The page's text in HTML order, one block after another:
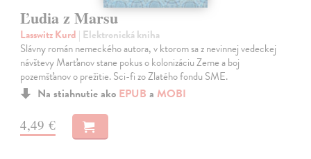
Ľudia z Marsu
Lasswitz Kurd | Elektronická kniha
Slávny román nemeckého autora, v ktorom sa z nevinnej vedeckej
návštevy Marťanov stane pokus o kolonizáciu Zeme a boj
pozemšťanov o prežitie. Sci-fi zo Zlatého fondu SME.
Na stiahnutie ako EPUB a MOBI
4,49 €